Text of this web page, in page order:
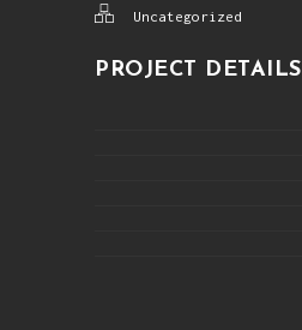
Uncategorized
PROJECT DETAILS